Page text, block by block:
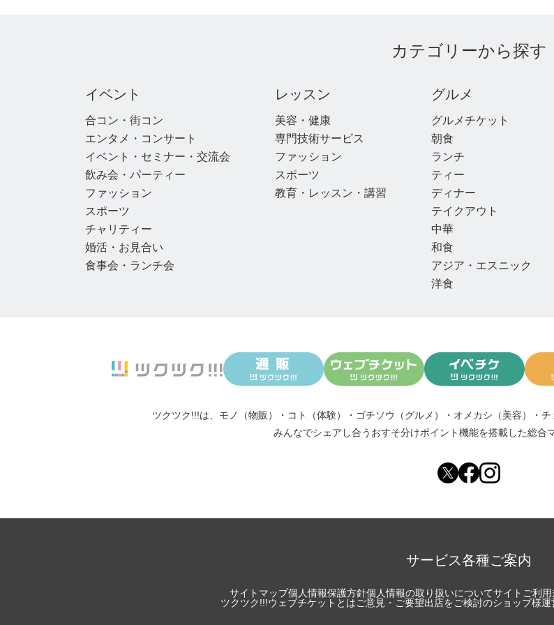
カテゴリーから探す
イベント
合コン・街コン
エンタメ・コンサート
イベント・セミナー・交流会
飲み会・パーティー
ファッション
スポーツ
チャリティー
婚活・お見合い
食事会・ランチ会
レッスン
美容・健康
専門技術サービス
ファッション
スポーツ
教育・レッスン・講習
グルメ
グルメチケット
朝食
ランチ
ティー
ディナー
テイクアウト
中華
和食
アジア・エスニック
洋食
ツクツク!!!は、 モノ（物販） ・ コト（体験） ・ ゴチソウ（グルメ） ・ オメカシ（美容） ・ チ
みんなでシェアし合う おすそ分けポイント機能を搭載した総合
サービス各種ご案内
サイトマップ個人情報保護方針個人情報の取り扱いについてサイトご利用
ツクツク!!!ウェブチケットとはご意見・ご要望出店をご検討のショップ様運